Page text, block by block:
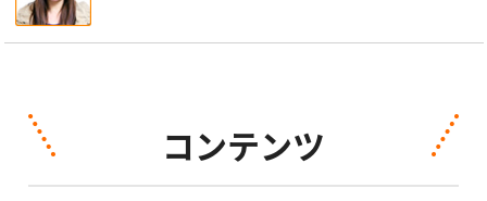
コンテンツ